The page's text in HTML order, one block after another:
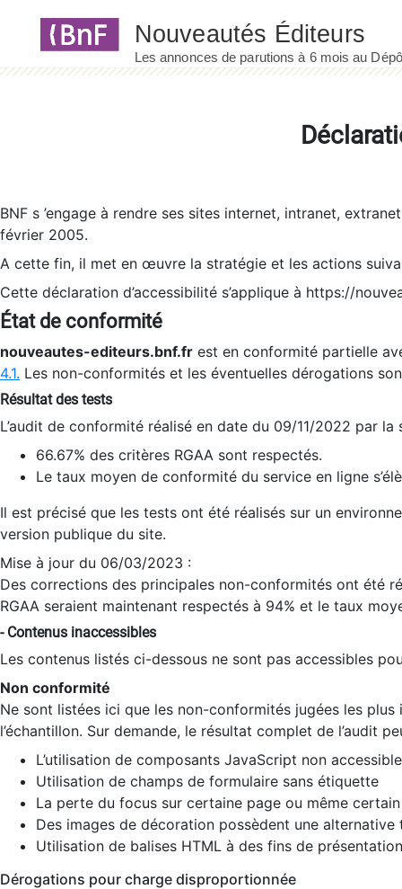
BNF s ’engage à rendre ses sites internet, intranet,
février 2005.
A cette fin, il met en œuvre la stratégie et les actions
Cette déclaration d’accessibilité s’applique à https://
État de conformité
nouveautes-editeurs.bnf.fr est en conformité partielle
4.1. Les non-conformités et les éventuelles dérogations
Résultat des tests
L’audit de conformité réalisé en date du 09/11/2022 par
66.67% des critères RGAA sont respectés.
Le taux moyen de conformité du service en ligne
Il est précisé que les tests ont été réalisés sur un
version publique du site.
Mise à jour du 06/03/2023 :
Des corrections des principales non-conformités ont été
RGAA seraient maintenant respectés à 94% et le taux
- Contenus inaccessibles
Les contenus listés ci-dessous ne sont pas accessibles
Non conformité
Ne sont listées ici que les non-conformités jugées les
l’échantillon. Sur demande, le résultat complet de l’audit
L’utilisation de composants JavaScript non
Utilisation de champs de formulaire sans étiquette
La perte du focus sur certaine page ou même
Des images de décoration possèdent une alternative
Utilisation de balises HTML à des fins de
Dérogations pour charge disproportionnée